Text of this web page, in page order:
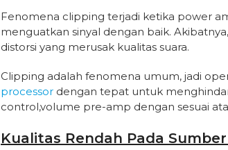
Fenomena clipping terjadi ketika power
menguatkan sinyal dengan baik.
distorsi yang merusak kualitas suara.
Clipping adalah fenomena umum, jadi
processor dengan tepat untuk
control,volume pre-amp dengan sesuai
Kualitas Rendah Pada Sumber